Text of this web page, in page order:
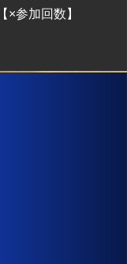
参加回数】